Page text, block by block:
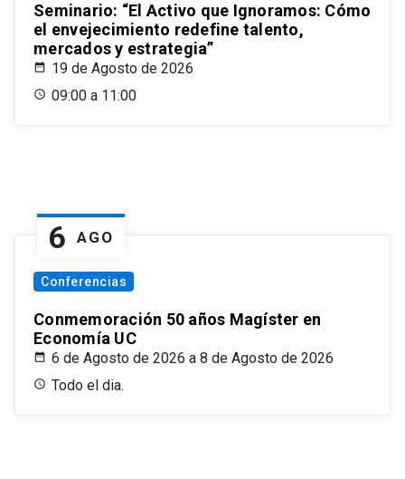
Seminario: “El Activo que Ignoramos: Cómo
el envejecimiento redefine talento,
mercados y estrategia”
19 de Agosto de 2026
09:00 a 11:00
6 AGO
Conferencias
Conmemoración 50 años Magíster en
Economía UC
6 de Agosto de 2026 a 8 de Agosto de 2026
Todo el dia.